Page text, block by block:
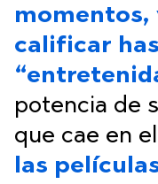
momentos,
calificar
potencia de
que cae en
las